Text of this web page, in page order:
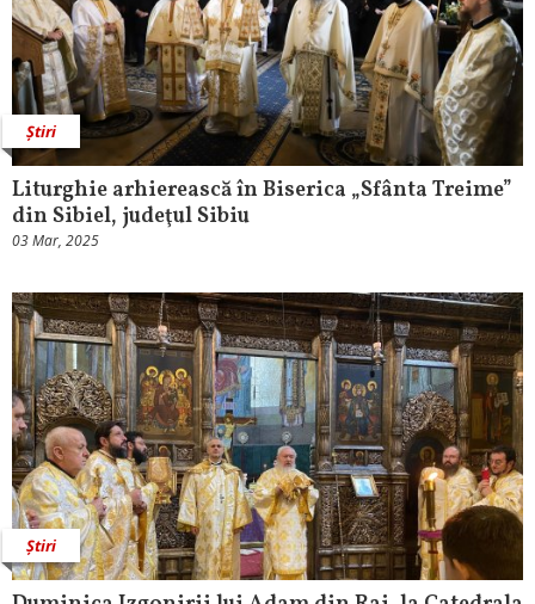
Știri
Liturghie arhierească în Biserica „Sfânta Treime”
din Sibiel, judeţul Sibiu
03 Mar, 2025
Știri